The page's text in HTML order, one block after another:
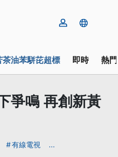
茶油苯駢芘超標 即時 熱
爭鳴 再創新黃
有線電視 ...